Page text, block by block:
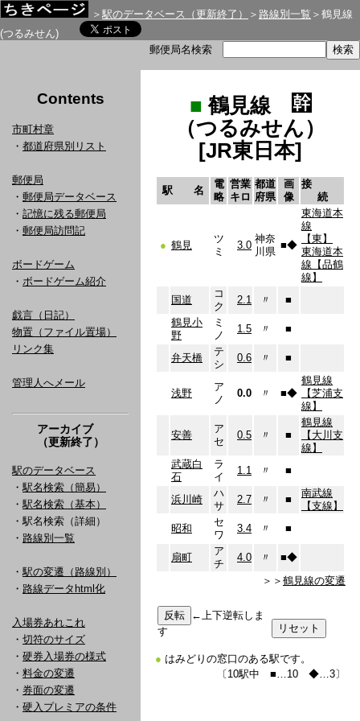
＞ 駅のデータベース（更新終了） ＞ 路線別一覧 ＞鶴見線
(つるみせん)
郵便局名検索
Contents
市町村章
・ 都道府県別リスト
郵便局
・ 郵便局データベース
・ 記憶に残る郵便局
・ 郵便局訪問記
ボードゲーム
・ ボードゲーム紹介
戯言（日記）
物置（ファイル置場）
リンク集
管理人へメール
アーカイブ
（更新終了）
駅のデータベース
・ 駅名検索（簡易）
・ 駅名検索（基本）
・駅名検索（詳細）
・ 路線別一覧
・ 駅の変遷（路線別）
・ 路線データhtml化
入場券あれこれ
・ 切符のサイズ
・ 硬券入場券の様式
・ 料金の変遷
・ 券面の変遷
・ 硬入プレミアの条件
■鶴見線
（つるみせん）
[JR東日本]
駅 名
電
略
営業
キロ
都道
府県
画
像
接
続
● 鶴見
ツ
ミ
3.0
神奈
川県
■◆
東海道本
線
【東】
東海道本
線【品鶴
線】
国道
コ
ク
2.1 〃
■
鶴見小
野
ミ
ノ
1.5 〃 ■
弁天橋
テ
シ
0.6 〃 ■
浅野
ア
ノ
0.0 〃 ■◆
鶴見線
【芝浦支
線】
安善
ア
セ
0.5 〃 ■
鶴見線
【大川支
線】
武蔵白
石
ラ
イ
1.1 〃 ■
浜川崎
ハ
サ
2.7 〃 ■
南武線
【支線】
昭和
セ
ワ
3.4 〃 ■
扇町
ア
チ
4.0 〃 ■◆
＞＞ 鶴見線の変遷
←上下逆転しま
す
● はみどりの窓口のある駅です。
〔10駅中 ■…10 ◆…3〕